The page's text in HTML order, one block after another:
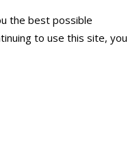
the best possible
to use this site, you